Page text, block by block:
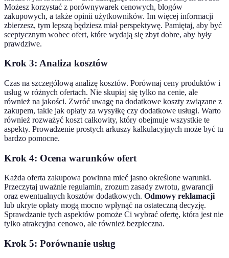
Możesz korzystać z porównywarek cenowych, blogów
zakupowych, a także opinii użytkowników. Im więcej informacji
zbierzesz, tym lepszą będziesz miał perspektywę. Pamiętaj, aby być
sceptycznym wobec ofert, które wydają się zbyt dobre, aby były
prawdziwe.
Krok 3: Analiza kosztów
Czas na szczegółową analizę kosztów. Porównaj ceny produktów i
usług w różnych ofertach. Nie skupiaj się tylko na cenie, ale
również na jakości. Zwróć uwagę na dodatkowe koszty związane z
zakupem, takie jak opłaty za wysyłkę czy dodatkowe usługi. Warto
również rozważyć koszt całkowity, który obejmuje wszystkie te
aspekty. Prowadzenie prostych arkuszy kalkulacyjnych może być tu
bardzo pomocne.
Krok 4: Ocena warunków ofert
Każda oferta zakupowa powinna mieć jasno określone warunki.
Przeczytaj uważnie regulamin, zrozum zasady zwrotu, gwarancji
oraz ewentualnych kosztów dodatkowych. Odmowy reklamacji
lub ukryte opłaty mogą mocno wpłynąć na ostateczną decyzję.
Sprawdzanie tych aspektów pomoże Ci wybrać ofertę, która jest nie
tylko atrakcyjna cenowo, ale również bezpieczna.
Krok 5: Porównanie usług